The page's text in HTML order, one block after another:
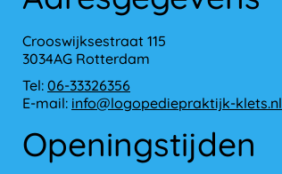
Crooswijksestraat 115
3034AG Rotterdam
Tel: 06-33326356
E-mail: info@logopediepraktijk-klets.nl
Openingstijden